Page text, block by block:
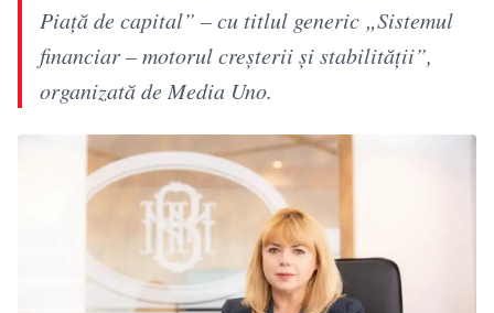
Piaţă de capital” – cu titlul generic „Sistemul
financiar – motorul creşterii şi stabilităţii”,
organizată de Media Uno.